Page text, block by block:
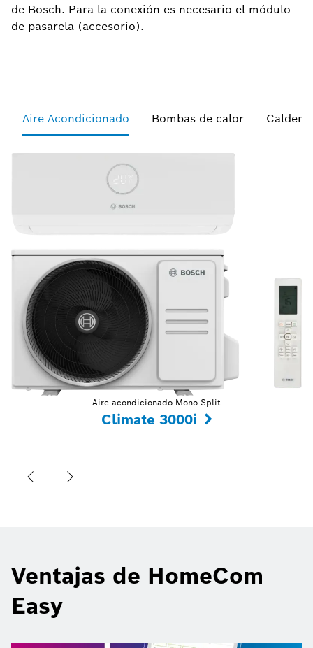
de Bosch. Para la conexión es necesario el módulo
de pasarela (accesorio).
Aire Acondicionado Bombas de calor
Aire acondicionado Mono-Split
Climate 3000i
Ventajas de HomeCom
Easy